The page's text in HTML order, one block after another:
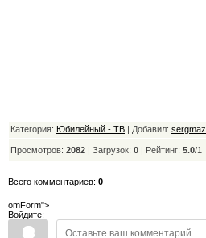
Категория: Юбилейный - ТВ | Добавил:
Просмотров: 2082 | Загрузок: 0 | Рейтинг: 5.0/1
Всего комментариев: 0
omForm">
Войдите: